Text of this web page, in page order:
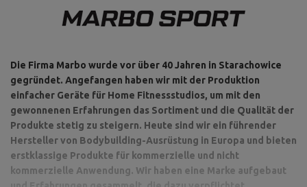
Die Firma Marbo wurde vor über 40 Jahren in Starachowice
gegründet. Angefangen haben wir mit der Produktion
einfacher Geräte für Home Fitnessstudios, um mit den
gewonnenen Erfahrungen das Sortiment und die Qualität der
Produkte stetig zu steigern. Heute sind wir ein führender
Hersteller von Bodybuilding-Ausrüstung in Europa und bieten
erstklassige Produkte für kommerzielle und nicht
kommerzielle Anwendung. Wir haben eine Marke aufgebaut